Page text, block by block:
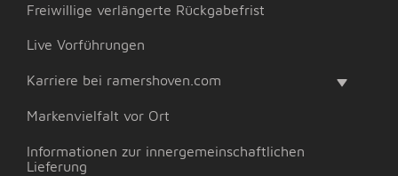
Freiwillige verlängerte Rückgabefrist
Live Vorführungen
Karriere bei ramershoven.com
Markenvielfalt vor Ort
Informationen zur innergemeinschaftlichen
Lieferung